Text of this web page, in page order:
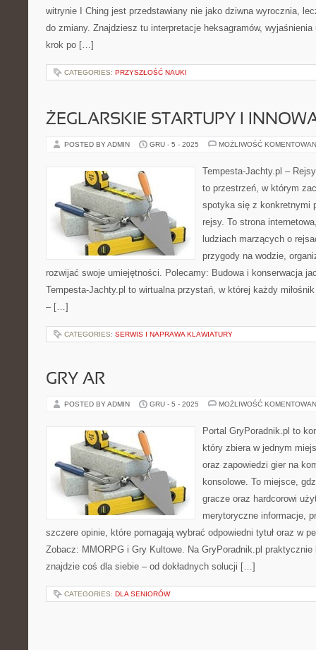
witrynie I Ching jest przedstawiany nie jako dziwna wyrocznia,
do zmiany. Znajdziesz tu interpretacje heksagramów, wyjaśnienia
krok po […]
CATEGORIES: PRZYSZŁOŚĆ NAUKI
ŻEGLARSKIE STARTUPY I
POSTED BY ADMIN GRU - 5 - 2025 MOŻLIWOŚĆ
Tempesta-Jachty.pl –
to przestrzeń, w którym
spotyka się z konkretnymi
rejsy. To strona
ludziach marzących o
przygody na wodzie,
rozwijać swoje umiejętności. Polecamy: Budowa i konserwacja
Tempesta-Jachty.pl to wirtualna przystań, w której każdy
– […]
CATEGORIES: SERWIS I NAPRAWA KLAWIATURY
GRY AR
POSTED BY ADMIN GRU - 5 - 2025 MOŻLIWOŚĆ
Portal GryPoradnik.pl to
który zbiera w jednym
oraz zapowiedzi gier na
konsolowe. To miejsce,
gracze oraz hardcorowi
merytoryczne informacje,
szczere opinie, które pomagają wybrać odpowiedni tytuł oraz w
Zobacz: MMORPG i Gry Kultowe. Na GryPoradnik.pl
znajdzie coś dla siebie – od dokładnych solucji […]
CATEGORIES: DLA SENIORÓW